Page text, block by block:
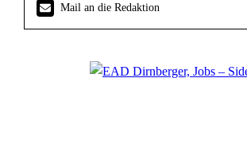
Mail an die Redaktion